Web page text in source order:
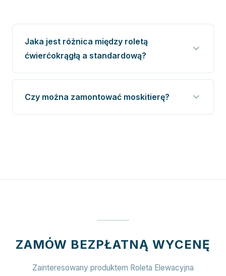
Jaka jest różnica między roletą
ćwierćokrągłą a standardową?
Czy można zamontować moskitierę?
ZAMÓW BEZPŁATNĄ WYCENĘ
Zainteresowany produktem Roleta Elewacyjna